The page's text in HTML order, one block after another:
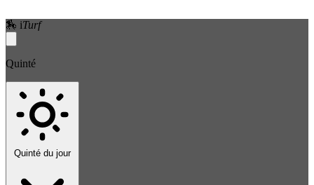
🏇 iTurf
Quinté
Quinté du jour